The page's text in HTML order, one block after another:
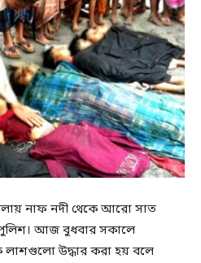
নাফ নদী থেকে আরো সাত
পুলিশ। আজ বুধবার সকালে
লাশগুলো উদ্ধার করা হয় বলে